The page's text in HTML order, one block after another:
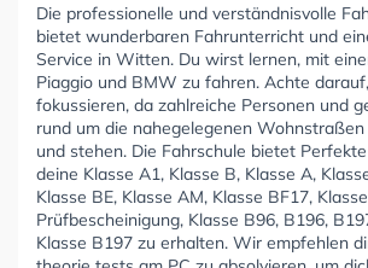
Die professionelle und verständnisvolle
bietet wunderbaren Fahrunterricht und
Service in Witten. Du wirst lernen, mit
Piaggio und BMW zu fahren. Achte
fokussieren, da zahlreiche Personen und
rund um die nahegelegenen
und stehen. Die Fahrschule bietet
deine Klasse A1, Klasse B, Klasse A,
Klasse BE, Klasse AM, Klasse BF17,
Prüfbescheinigung, Klasse B96, B196,
Klasse B197 zu erhalten. Wir empfehlen